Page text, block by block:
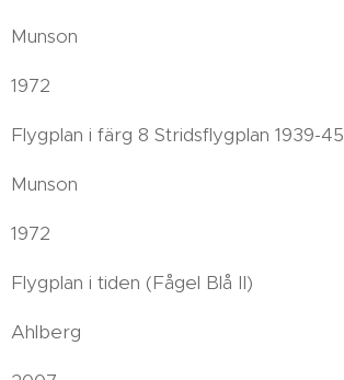
Munson
1972
Flygplan i färg 8 Stridsflygplan 1939-45
Munson
1972
Flygplan i tiden (Fågel Blå II)
Ahlberg